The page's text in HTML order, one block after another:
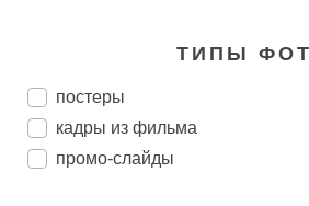
ТИПЫ
постеры
кадры из фильма
промо-слайды